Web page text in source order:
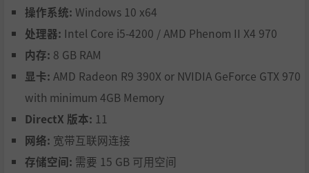
操作系统: Windows 10 x64
处理器: Intel Core i5-4200 / AMD Phenom II X4 970
内存: 8 GB RAM
显卡: AMD Radeon R9 390X or NVIDIA GeForce GTX 970
with minimum 4GB Memory
DirectX 版本: 11
网络: 宽带互联网连接
存储空间: 需要 15 GB 可用空间